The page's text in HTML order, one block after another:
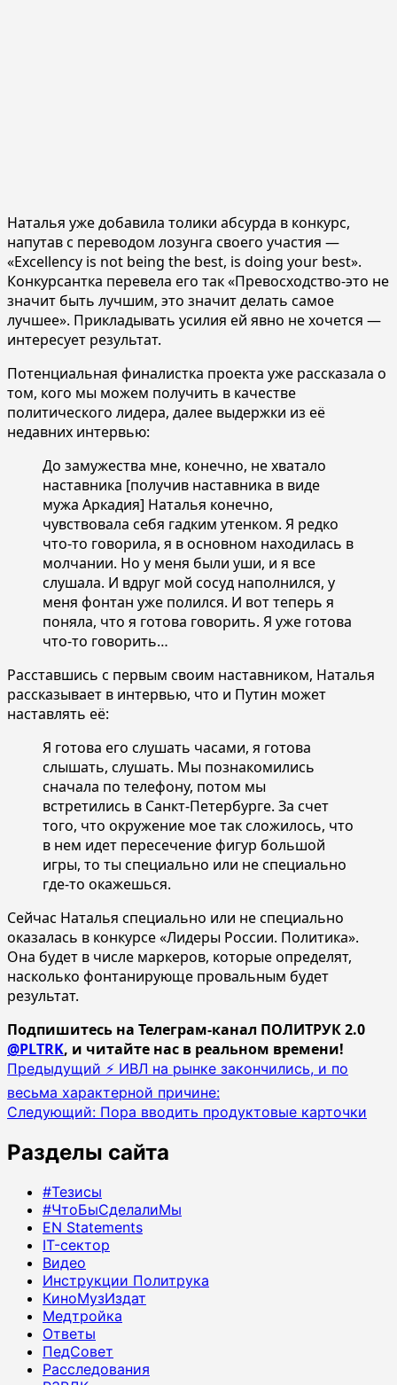
Наталья уже добавила толики абсурда в конкурс,
напутав с переводом лозунга своего участия —
«Excellency is not being the best, is doing your best».
Конкурсантка перевела его так «Превосходство-это не
значит быть лучшим, это значит делать самое
лучшее». Прикладывать усилия ей явно не хочется —
интересует результат.
Потенциальная финалистка проекта уже рассказала о
том, кого мы можем получить в качестве
политического лидера, далее выдержки из её
недавних интервью:
До замужества мне, конечно, не хватало
наставника [получив наставника в виде
мужа Аркадия] Наталья конечно,
чувствовала себя гадким утенком. Я редко
что-то говорила, я в основном находилась в
молчании. Но у меня были уши, и я все
слушала. И вдруг мой сосуд наполнился, у
меня фонтан уже полился. И вот теперь я
поняла, что я готова говорить. Я уже готова
что-то говорить…
Расставшись с первым своим наставником, Наталья
рассказывает в интервью, что и Путин может
наставлять её:
Я готова его слушать часами, я готова
слышать, слушать. Мы познакомились
сначала по телефону, потом мы
встретились в Санкт-Петербурге. За счет
того, что окружение мое так сложилось, что
в нем идет пересечение фигур большой
игры, то ты специально или не специально
где-то окажешься.
Сейчас Наталья специально или не специально
оказалась в конкурсе «Лидеры России. Политика».
Она будет в числе маркеров, которые определят,
насколько фонтанирующе провальным будет
результат.
Подпишитесь на Телеграм-канал ПОЛИТРУК 2.0
@PLTRK, и читайте нас в реальном времени!
Навигация
записи
Предыдущий ⚡️ ИВЛ на рынке закончились, и по
весьма характерной причине:
Следующий: Пора вводить продуктовые карточки
Разделы сайта
#Тезисы
#ЧтоБыСделалиМы
EN Statements
IT-сектор
Видео
Инструкции Политрука
КиноМузИздат
Медтройка
Ответы
ПедСовет
Расследования